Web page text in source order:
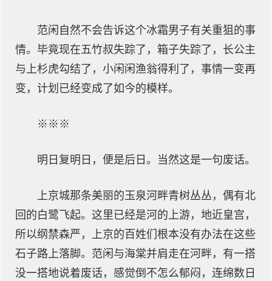
范闲自然不会告诉这个冰霜男子有关重狙的事
情。毕竟现在五竹叔失踪了，箱子失踪了，长公主
与上杉虎勾结了，小闲闲渔翁得利了，事情一变再
变，计划已经变成了如今的模样。
※※※
明日复明日，便是后日。当然这是一句废话。
上京城那条美丽的玉泉河畔青树丛丛，偶有北
回的白鹭飞起。这里已经是河的上游，地近皇宫，
所以纲禁森严，上京的百姓们根本没有办法在这些
石子路上落脚。范闲与海棠并肩走在河畔，有一搭
没一搭地说着废话，感觉倒不怎么郁闷，连绵数日